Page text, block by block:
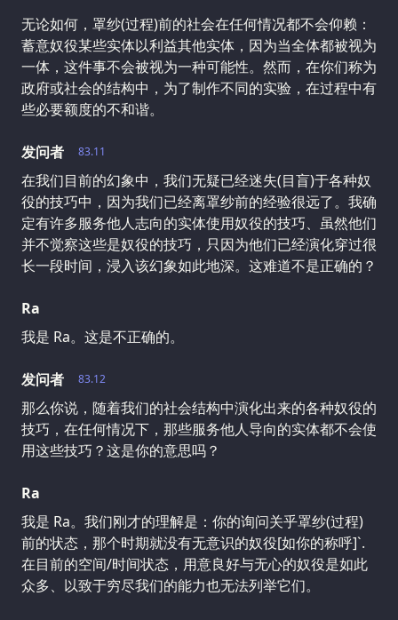
无论如何，罩纱(过程)前的社会在任何情况都不会仰赖：
蓄意奴役某些实体以利益其他实体，因为当全体都被视为
一体，这件事不会被视为一种可能性。然而，在你们称为
政府或社会的结构中，为了制作不同的实验，在过程中有
些必要额度的不和谐。
83.11
发问者
在我们目前的幻象中，我们无疑已经迷失(目盲)于各种奴
役的技巧中，因为我们已经离罩纱前的经验很远了。我确
定有许多服务他人志向的实体使用奴役的技巧、虽然他们
并不觉察这些是奴役的技巧，只因为他们已经演化穿过很
长一段时间，浸入该幻象如此地深。这难道不是正确的？
Ra
我是 Ra。这是不正确的。
83.12
发问者
那么你说，随着我们的社会结构中演化出来的各种奴役的
技巧，在任何情况下，那些服务他人导向的实体都不会使
用这些技巧？这是你的意思吗？
Ra
我是 Ra。我们刚才的理解是：你的询问关乎罩纱(过程)
前的状态，那个时期就没有无意识的奴役[如你的称呼]`.
在目前的空间/时间状态，用意良好与无心的奴役是如此
众多、以致于穷尽我们的能力也无法列举它们。